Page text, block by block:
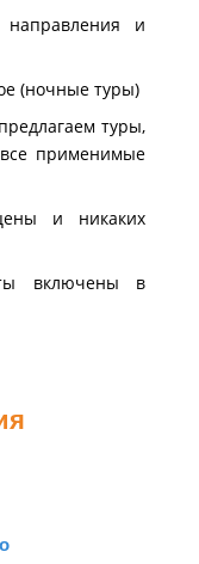
и
(ночные туры)
туры,
применимые
и никаких
включены в